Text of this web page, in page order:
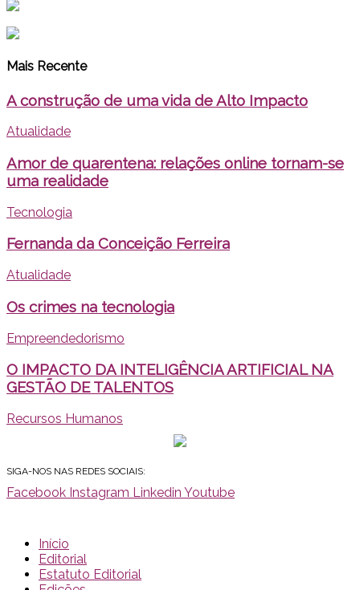
Mais Recente
A construção de uma vida de Alto Impacto
Atualidade
Amor de quarentena: relações online tornam-se
uma realidade
Tecnologia
Fernanda da Conceição Ferreira
Atualidade
Os crimes na tecnologia
Empreendedorismo
O IMPACTO DA INTELIGÊNCIA ARTIFICIAL NA
GESTÃO DE TALENTOS
Recursos Humanos
SIGA-NOS NAS REDES SOCIAIS:
Facebook Instagram Linkedin Youtube
Início
Editorial
Estatuto Editorial